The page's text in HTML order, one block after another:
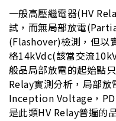
一般高壓繼電器(HV
試，而無局部放電
(Flashover)檢測，但以
格14kVdc(該當交流
般品局部放電的起始點
Relay實測分析，局部
Inception Voltage，
是此類HV Relay普遍的